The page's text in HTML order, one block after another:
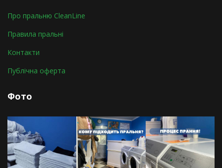
Про пральню СleanLine
Правила пральні
Контакти
Публічна оферта
Фото